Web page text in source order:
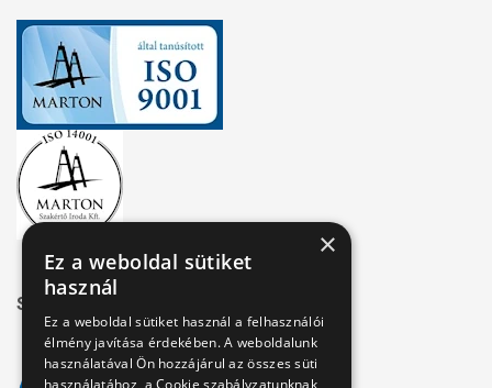
Széchenyi 2020
×
Ez a weboldal sütiket
használ
Ez a weboldal sütiket használ a felhasználói
élmény javítása érdekében. A weboldalunk
használatával Ön hozzájárul az összes süti
használatához, a Cookie szabályzatunknak